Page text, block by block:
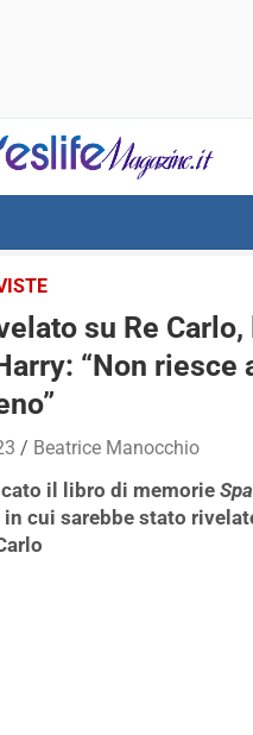
su Re Carlo,
“Non riesce
Beatrice Manocchio
il libro di memorie
cui sarebbe stato